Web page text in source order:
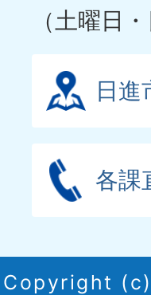
（土曜日
日進
各課
Copyright